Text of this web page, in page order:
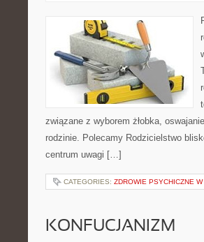
związane z wyborem żłobka,
rodzinie. Polecamy Rodzicielstwo
centrum uwagi […]
CATEGORIES: ZDROWIE PSYCHICZNE
KONFUCJANIZM